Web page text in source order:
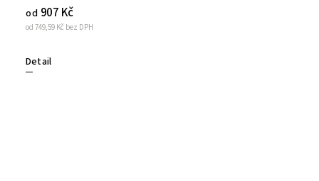
od 749,59 Kč bez DPH
od 907 Kč
Detail